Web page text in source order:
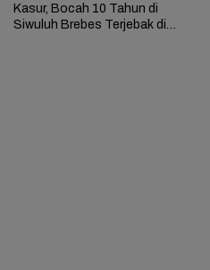
Kasur, Bocah 10 Tahun di
Siwuluh Brebes Terjebak di